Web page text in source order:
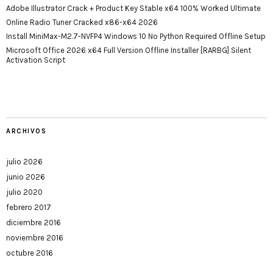
Adobe Illustrator Crack + Product Key Stable x64 100% Worked Ultimate
Online Radio Tuner Cracked x86-x64 2026
Install MiniMax-M2.7-NVFP4 Windows 10 No Python Required Offline Setup
Microsoft Office 2026 x64 Full Version Offline Installer [RARBG] Silent
Activation Script
ARCHIVOS
julio 2026
junio 2026
julio 2020
febrero 2017
diciembre 2016
noviembre 2016
octubre 2016